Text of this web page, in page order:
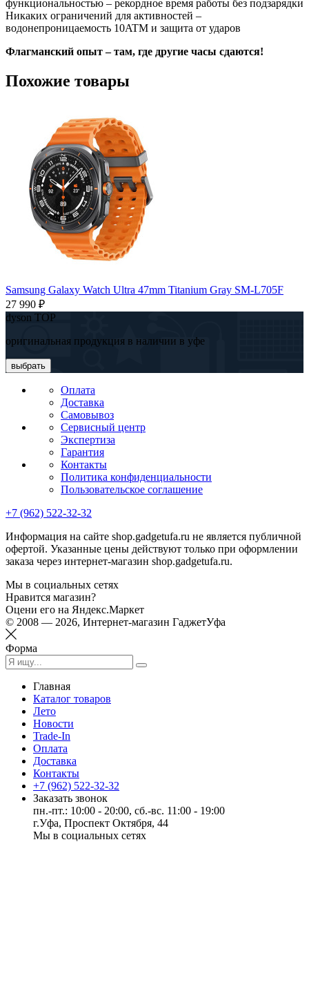
функциональностью – рекордное время работы без подзарядки
Никаких ограничений для активностей –
водонепроницаемость 10ATM и защита от ударов
Флагманский опыт – там, где другие часы сдаются!
Похожие товары
Samsung Galaxy Watch Ultra 47mm Titanium Gray SM-L705F
27 990 ₽
dyson TOP
оригинальная продукция в наличии в уфе
выбрать
Оплата
Доставка
Самовывоз
Сервисный центр
Экспертиза
Гарантия
Контакты
Политика конфиденциальности
Пользовательское соглашение
+7 (962) 522-32-32
Информация на сайте shop.gadgetufa.ru не является публичной
офертой. Указанные цены действуют только при оформлении
заказа через интернет-магазин shop.gadgetufa.ru.
Мы в социальных сетях
Нравится магазин?
Оцени его на Яндекс.Маркет
© 2008 — 2026, Интернет-магазин ГаджетУфа
Форма
Главная
Каталог товаров
Лето
Новости
Trade-In
Оплата
Доставка
Контакты
+7 (962) 522-32-32
Заказать звонок
пн.-пт.: 10:00 - 20:00, сб.-вс. 11:00 - 19:00
г.Уфа, Проспект Октября, 44
Мы в социальных сетях